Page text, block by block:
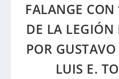
FALANGE CON
DE LA LEGIÓN
POR
LUIS E.